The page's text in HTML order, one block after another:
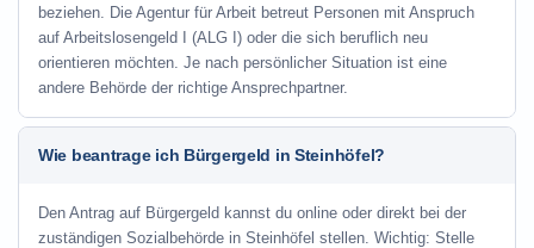
beziehen. Die Agentur für Arbeit betreut Personen mit Anspruch
auf Arbeitslosengeld I (ALG I) oder die sich beruflich neu
orientieren möchten. Je nach persönlicher Situation ist eine
andere Behörde der richtige Ansprechpartner.
Wie beantrage ich Bürgergeld in Steinhöfel?
Den Antrag auf Bürgergeld kannst du online oder direkt bei der
zuständigen Sozialbehörde in Steinhöfel stellen. Wichtig: Stelle